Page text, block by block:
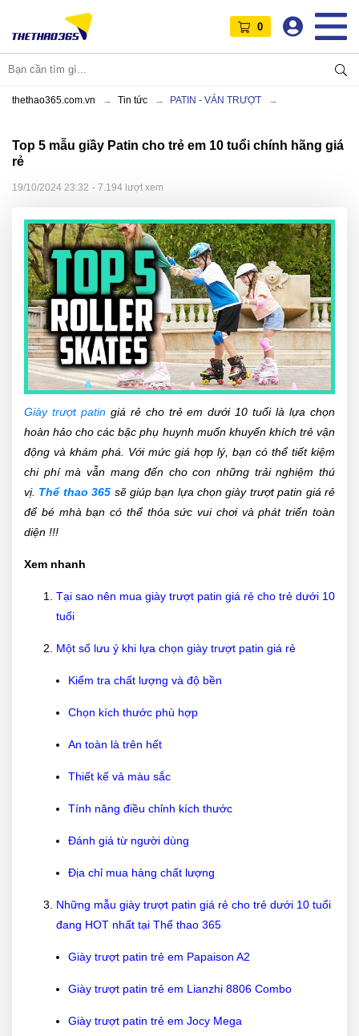
0
thethao365.com.vn Tin tức PATIN - VÁN TRƯỢT
Top 5 mẫu giầy Patin cho trẻ em 10 tuổi chính hãng giá
rẻ
19/10/2024 23:32 - 7.194 lượt xem
Giày trượt patingiá rẻ cho trẻ em dưới 10 tuổi là lựa chọn
hoàn hảo cho các bậc phụ huynh muốn khuyến khích trẻ vận
động và khám phá. Với mức giá hợp lý, bạn có thể tiết kiệm
chi phí mà vẫn mang đến cho con những trải nghiệm thú
vị. Thể thao 365 sẽ giúp bạn lựa chọn giày trượt patin giá rẻ
để bé mhà bạn có thể thỏa sức vui chơi và phát triển toàn
diện !!!
Xem nhanh
Tại sao nên mua giày trượt patin giá rẻ cho trẻ dưới 10
tuổi
Một số lưu ý khi lựa chọn giày trượt patin giá rẻ
Kiểm tra chất lượng và độ bền
Chọn kích thước phù hợp
An toàn là trên hết
Thiết kế vả màu sắc
Tính năng điều chỉnh kích thước
Đánh giá từ người dùng
Địa chỉ mua hàng chất lượng
Những mẫu giày trượt patin giá rẻ cho trẻ dưới 10 tuổi
đang HOT nhất tại Thể thao 365
Giày trượt patin trẻ em Papaison A2
Giày trượt patin trẻ em Lianzhi 8806 Combo
Giày trượt patin trẻ em Jocy Mega